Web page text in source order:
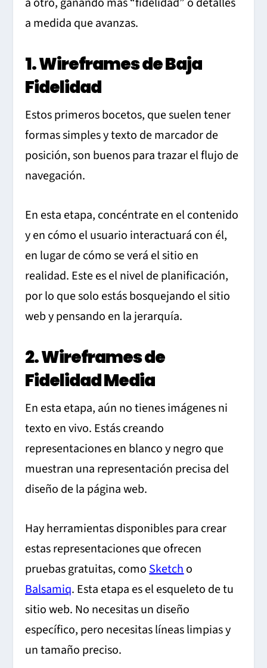
a medida que avanzas.
1. Wireframes de Baja
Fidelidad
Estos primeros bocetos, que suelen tener
formas simples y texto de marcador de
posición, son buenos para trazar el flujo de
navegación.
En esta etapa, concéntrate en el contenido
y en cómo el usuario interactuará con él,
en lugar de cómo se verá el sitio en
realidad. Este es el nivel de planificación,
por lo que solo estás bosquejando el sitio
web y pensando en la jerarquía.
2. Wireframes de
Fidelidad Media
En esta etapa, aún no tienes imágenes ni
texto en vivo. Estás creando
representaciones en blanco y negro que
muestran una representación precisa del
diseño de la página web.
Hay herramientas disponibles para crear
estas representaciones que ofrecen
pruebas gratuitas, comoSketcho
Balsamiq. Esta etapa es el esqueleto de tu
sitio web. No necesitas un diseño
específico, pero necesitas líneas limpias y
un tamaño preciso.